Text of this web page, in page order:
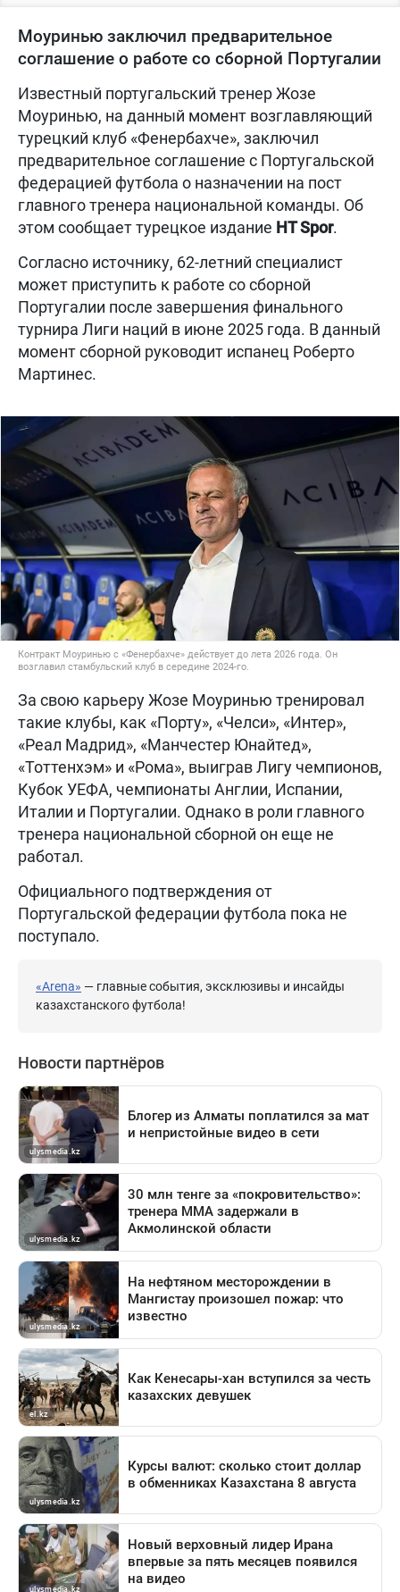
Моуринью заключил предварительное
соглашение о работе со сборной Португалии
Известный португальский тренер Жозе
Моуринью, на данный момент возглавляющий
турецкий клуб «Фенербахче», заключил
предварительное соглашение с Португальской
федерацией футбола о назначении на пост
главного тренера национальной команды. Об
этом сообщает турецкое издание HT Spor.
Согласно источнику, 62-летний специалист
может приступить к работе со сборной
Португалии после завершения финального
турнира Лиги наций в июне 2025 года. В данный
момент сборной руководит испанец Роберто
Мартинес.
Контракт Моуринью с «Фенербахче» действует до лета 2026 года. Он
возглавил стамбульский клуб в середине 2024-го.
За свою карьеру Жозе Моуринью тренировал
такие клубы, как «Порту», «Челси», «Интер»,
«Реал Мадрид», «Манчестер Юнайтед»,
«Тоттенхэм» и «Рома», выиграв Лигу чемпионов,
Кубок УЕФА, чемпионаты Англии, Испании,
Италии и Португалии. Однако в роли главного
тренера национальной сборной он еще не
работал.
Официального подтверждения от
Португальской федерации футбола пока не
поступало.
«Arena» — главные события, эксклюзивы и инсайды
казахстанского футбола!